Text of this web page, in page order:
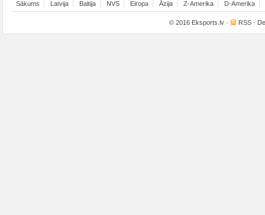
Sākums Latvija Baltija NVS Eiropa Āzija Z-Amerika D-Amerika
© 2016 Eksports.lv · RSS ·